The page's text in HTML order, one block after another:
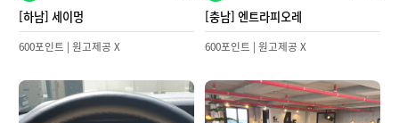
[하남] 세이멍
600포인트 | 원고제공 X
[충남] 엔트라피오레
600포인트 | 원고제공 X